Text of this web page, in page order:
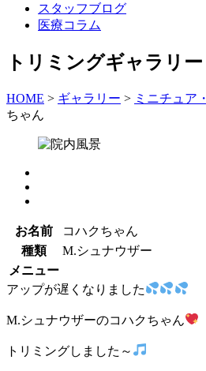
スタッフブログ
医療コラム
トリミングギャラリー
HOME > ギャラリー > ミニチュア
ちゃん
お名前
コハクちゃん
種類
M.シュナウザー
メニュー
アップが遅くなりました
M.シュナウザーのコハクちゃん
トリミングしました～